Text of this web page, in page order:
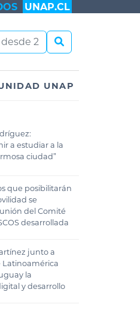
UNAP.CL
UNAP
a estudiar a la
ciudad”
que posibilitarán
se
del Comité
desarrollada
junto a
Latinoamérica
la
y desarrollo